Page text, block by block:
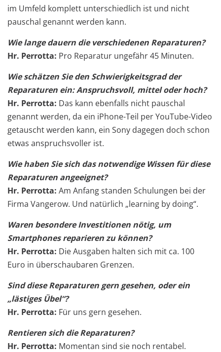
im Umfeld komplett unterschiedlich ist und nicht
pauschal genannt werden kann.
Wie lange dauern die verschiedenen Reparaturen?
Hr. Perrotta: Pro Reparatur ungefähr 45 Minuten.
Wie schätzen Sie den Schwierigkeitsgrad der
Reparaturen ein: Anspruchsvoll, mittel oder hoch?
Hr. Perrotta: Das kann ebenfalls nicht pauschal
genannt werden, da ein iPhone-Teil per YouTube-Video
getauscht werden kann, ein Sony dagegen doch schon
etwas anspruchsvoller ist.
Wie haben Sie sich das notwendige Wissen für diese
Reparaturen angeeignet?
Hr. Perrotta: Am Anfang standen Schulungen bei der
Firma Vangerow. Und natürlich „learning by doing“.
Waren besondere Investitionen nötig, um
Smartphones reparieren zu können?
Hr. Perrotta: Die Ausgaben halten sich mit ca. 100
Euro in überschaubaren Grenzen.
Sind diese Reparaturen gern gesehen, oder ein
„lästiges Übel“?
Hr. Perrotta: Für uns gern gesehen.
Rentieren sich die Reparaturen?
Hr. Perrotta: Momentan sind sie noch rentabel.